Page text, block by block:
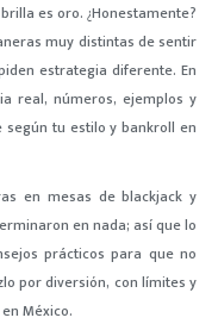
es oro. ¿Honestamente?
muy distintas de sentir
estrategia diferente. En
real, números, ejemplos y
tu estilo y bankroll en
en mesas de blackjack y
en nada; así que lo
prácticos para que no
por diversión, con límites y
México.